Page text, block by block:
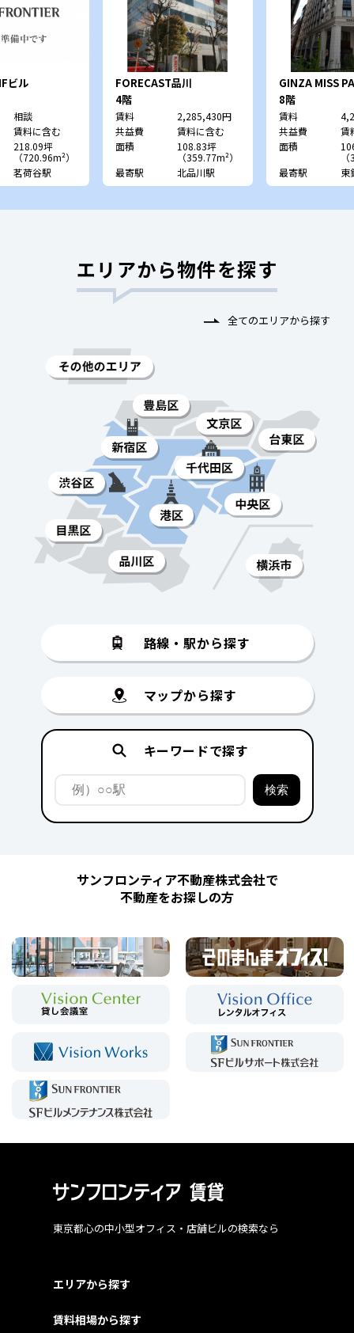
ビル
相談
賃料に含む
218.09坪
（720.96m²）
茗荷谷駅
FORECAST品川
4階
賃料
2,285,430円
共益費
賃料に含む
面積
108.83坪
（359.77m²）
最寄駅
北品川駅
GINZA MISS
8階
賃料
共益費
賃
面積
最寄駅
東
エリアから物件を探す
全てのエリアから探す
路線・駅から探す
マップから探す
キーワードで探す
サンフロンティア不動産株式会社で
不動産をお探しの方
東京都心の中小型オフィス・店舗ビルの検索なら
エリアから探す
賃料相場から探す